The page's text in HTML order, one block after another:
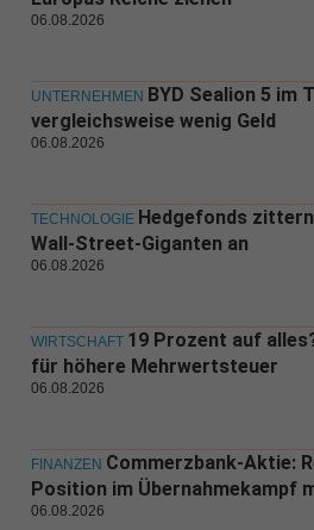
06.08.2026
UNTERNEHMEN BYD Sealion 5 im
vergleichsweise wenig Geld
06.08.2026
TECHNOLOGIE Hedgefonds
Wall-Street-Giganten an
06.08.2026
WIRTSCHAFT 19 Prozent auf
für höhere Mehrwertsteuer
06.08.2026
FINANZEN Commerzbank-Aktie:
Position im Übernahmekampf
06.08.2026